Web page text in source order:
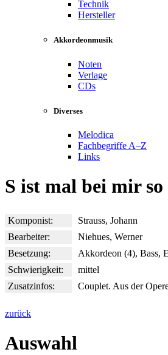
Technik
Hersteller
Akkordeonmusik
Noten
Verlage
CDs
Diverses
Melodica
Fachbegriffe A–Z
Links
S ist mal bei mir
Komponist:
Strauss, Johann
Bearbeiter:
Niehues, Werner
Besetzung:
Akkordeon (4), Bass,
Schwierigkeit:
mittel
Zusatzinfos:
Couplet. Aus der
zurück
Auswahl